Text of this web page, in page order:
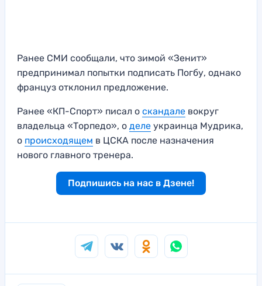
Ранее СМИ сообщали, что зимой «Зенит»
предпринимал попытки подписать Погбу, однако
француз отклонил предложение.
Ранее «КП-Спорт» писал о скандале вокруг
владельца «Торпедо», о деле украинца Мудрика,
о происходящем в ЦСКА после назначения
нового главного тренера.
Подпишись на нас в Дзене!